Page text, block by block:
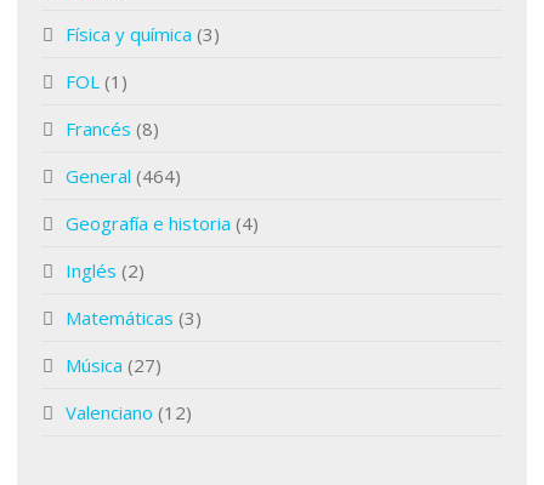
Física y química (3)
FOL (1)
Francés (8)
General (464)
Geografía e historia (4)
Inglés (2)
Matemáticas (3)
Música (27)
Valenciano (12)